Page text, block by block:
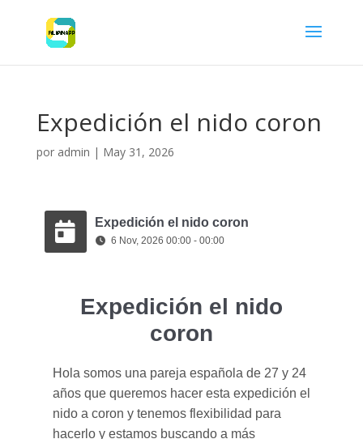
Expedición el nido coron
por admin | May 31, 2026
Expedición el nido coron
6 Nov, 2026 00:00 - 00:00
Expedición el nido
coron
Hola somos una pareja española de 27 y 24
años que queremos hacer esta expedición el
nido a coron y tenemos flexibilidad para
hacerlo y estamos buscando a más